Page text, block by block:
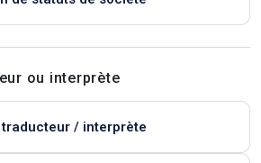
ou interprète
/ interprète